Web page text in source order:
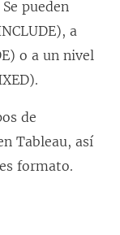
pueden
a
o a un nivel
de
Tableau, así
formato.